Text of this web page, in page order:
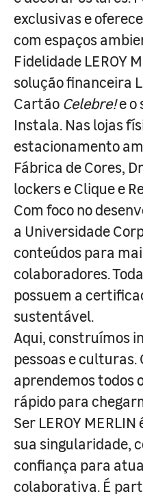
exclusivas e
com espaços
Fidelidade LEROY
solução financeira
Cartão Celebre!e o
Instala. Nas lojas
estacionamento
Fábrica de Cores,
lockers e Clique e
Com foco no
a Universidade
conteúdos para
colaboradores.
possuem a
sustentável.
Aqui, construímos
pessoas e
aprendemos todos
rápido para
Ser LEROY
sua singularidade,
confiança para
colaborativa. É